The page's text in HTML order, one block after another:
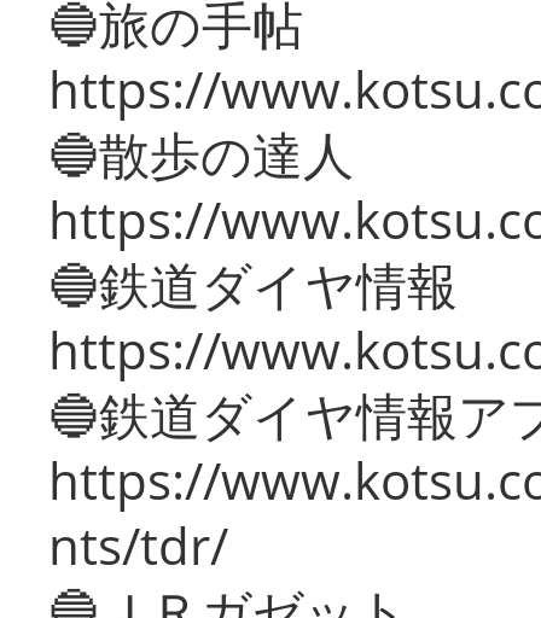
🔵旅の手帖
https://
🔵散歩の達人
https://
🔵鉄道ダイヤ情報
https://
🔵鉄道ダイヤ情報ア
https://
nts/tdr/